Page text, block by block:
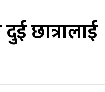
छात्रालाई